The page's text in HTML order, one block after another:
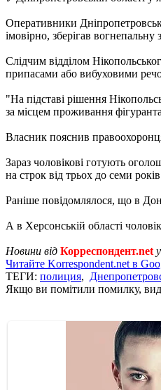
Оперативники
імовірно, зберігав вогнепальну
Слідчим відділом
припасами або вибуховими
"На підставі рішення
за місцем проживання
Власник пояснив
Зараз чоловікові готують
на строк від трьох до семи
Раніше повідомлялося, що в
А в Херсонській області чоловік
Новини від Корреспондент.net
Читайте Korrespondent.net в
ТЕГИ: полиция,
Якщо ви помітили помилку,